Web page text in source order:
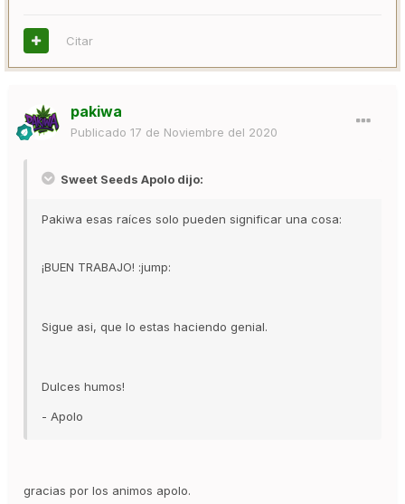
Citar
pakiwa
Publicado 17 de Noviembre del 2020
Sweet Seeds Apolo dijo:
Pakiwa esas raíces solo pueden significar una cosa:
¡BUEN TRABAJO! :jump:
Sigue asi, que lo estas haciendo genial.
Dulces humos!
- Apolo
gracias por los animos apolo.